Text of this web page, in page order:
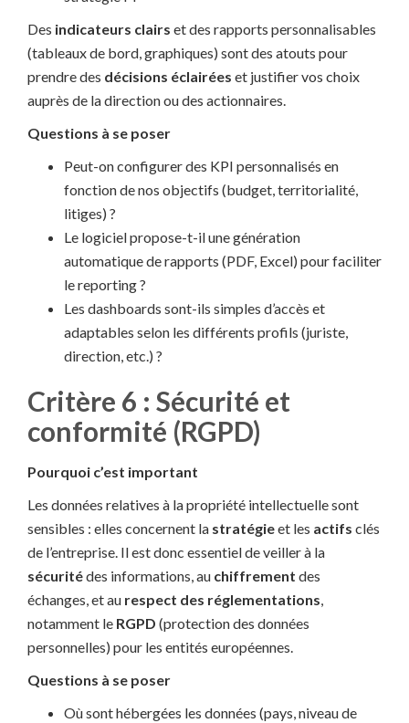
Des indicateurs clairs et des rapports personnalisables
(tableaux de bord, graphiques) sont des atouts pour
prendre des décisions éclairées et justifier vos choix
auprès de la direction ou des actionnaires.
Questions à se poser
Peut-on configurer des KPI personnalisés en
fonction de nos objectifs (budget, territorialité,
litiges) ?
Le logiciel propose-t-il une génération
automatique de rapports (PDF, Excel) pour faciliter
le reporting ?
Les dashboards sont-ils simples d’accès et
adaptables selon les différents profils (juriste,
direction, etc.) ?
Critère 6 : Sécurité et
conformité (RGPD)
Pourquoi c’est important
Les données relatives à la propriété intellectuelle sont
sensibles : elles concernent la stratégieet les actifs clés
de l’entreprise. Il est donc essentiel de veiller à la
sécuritédes informations, au chiffrement des
échanges, et au respect des réglementations,
notamment le RGPD (protection des données
personnelles) pour les entités européennes.
Questions à se poser
Où sont hébergées les données (pays, niveau de